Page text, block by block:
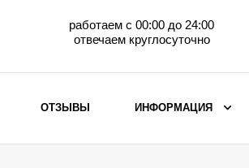
работаем с 00:00 до 24:00
отвечаем круглосуточно
ОТЗЫВЫ ИНФОРМАЦИЯ